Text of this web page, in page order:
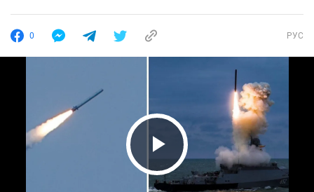
0 РУС
Play Video